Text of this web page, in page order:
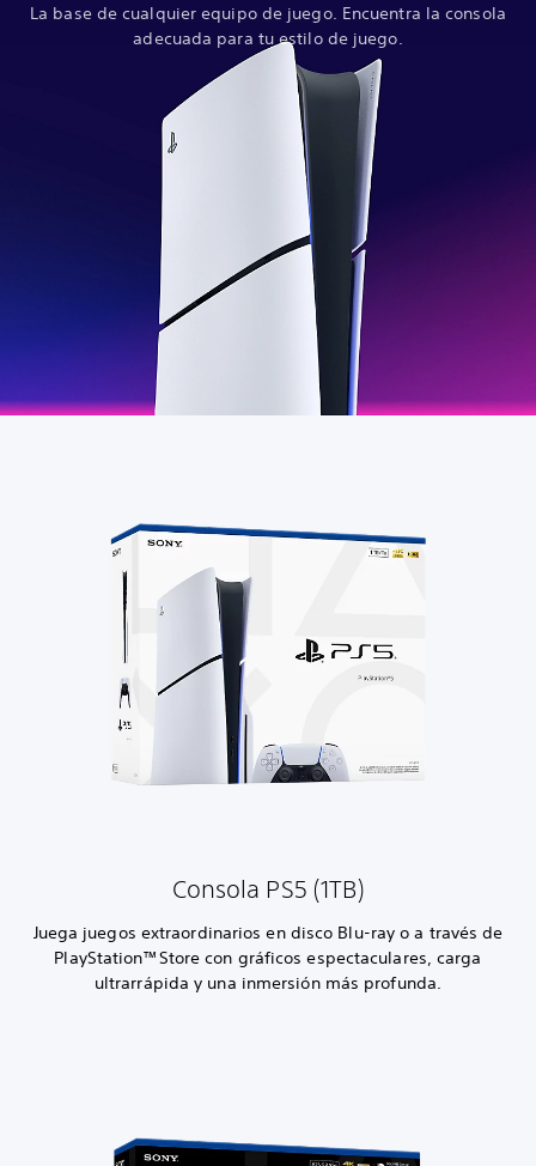
La base de cualquier equipo de juego. Encuentra la consola
adecuada para tu estilo de juego.
Consola PS5 (1TB)
Juega juegos extraordinarios en disco Blu-ray o a través de
PlayStation™Store con gráficos espectaculares, carga
ultrarrápida y una inmersión más profunda.